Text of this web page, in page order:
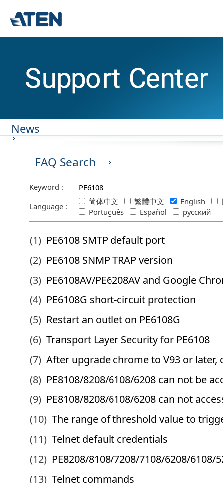
News
FAQ Search
Keyword :
Language :
简体中文 繁體中文 English
Português
Español русский